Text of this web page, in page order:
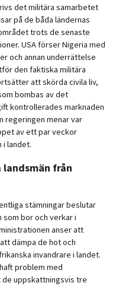
det militära samarbetet
på de båda ländernas
trots de senaste
USA förser Nigeria med
och annan underrättelse
den faktiska militära
att skörda civila liv,
bombas av det
kontrollerades marknaden
regeringen menar var
av ett par veckor
i landet.
landsmän från
stämningar beslutar
som bor och verkar i
anser att
dämpa de hot och
invandrare i landet.
problem med
uppskattningsvis tre